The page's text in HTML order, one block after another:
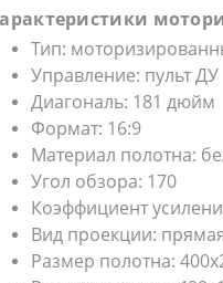
Тип:
Управление: пульт ДУ
Диагональ: 181 дюйм
Формат: 16:9
Материал полотна:
Угол обзора: 170
Коэффициент
Вид проекции:
Размер полотна: